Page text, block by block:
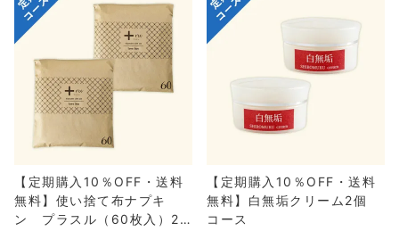
【定期購入10％OFF・送料
無料】使い捨て布ナプキ
ン プラスル（60枚入）2
【定期購入10％OFF・送料
無料】白無垢クリーム2個
コース